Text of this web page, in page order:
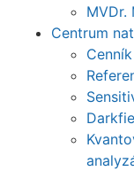
MVDr.
Centrum